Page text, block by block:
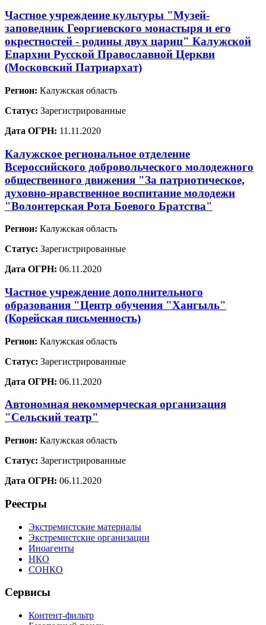
Частное учреждение культуры "Музей-
заповедник Георгиевского монастыря и его
окрестностей - родины двух цариц" Калужской
Епархии Русской Православной Церкви
(Московский Патриархат)
Регион: Калужская область
Статус: Зарегистрированные
Дата ОГРН: 11.11.2020
Калужское региональное отделение
Всероссийского добровольческого молодежного
общественного движения "За патриотическое,
духовно-нравственное воспитание молодежи
"Волонтерская Рота Боевого Братства"
Регион: Калужская область
Статус: Зарегистрированные
Дата ОГРН: 06.11.2020
Частное учреждение дополнительного
образования "Центр обучения "Хангыль"
(Корейская письменность)
Регион: Калужская область
Статус: Зарегистрированные
Дата ОГРН: 06.11.2020
Автономная некоммерческая организация
"Сельский театр"
Регион: Калужская область
Статус: Зарегистрированные
Дата ОГРН: 06.11.2020
Реестры
Экстремистские материалы
Экстремистские организации
Иноагенты
НКО
СОНКО
Сервисы
Контент-фильтр